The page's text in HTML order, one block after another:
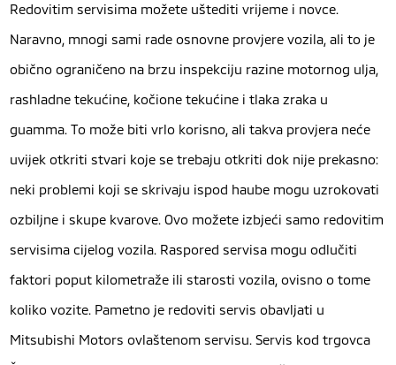
Redovitim servisima možete uštediti vrijeme i novce.
Naravno, mnogi sami rade osnovne provjere vozila, ali to je
obično ograničeno na brzu inspekciju razine motornog ulja,
rashladne tekućine, kočione tekućine i tlaka zraka u
guamma. To može biti vrlo korisno, ali takva provjera neće
uvijek otkriti stvari koje se trebaju otkriti dok nije prekasno:
neki problemi koji se skrivaju ispod haube mogu uzrokovati
ozbiljne i skupe kvarove. Ovo možete izbjeći samo redovitim
servisima cijelog vozila. Raspored servisa mogu odlučiti
faktori poput kilometraže ili starosti vozila, ovisno o tome
koliko vozite. Pametno je redoviti servis obavljati u
Mitsubishi Motors ovlaštenom servisu. Servis kod trgovca